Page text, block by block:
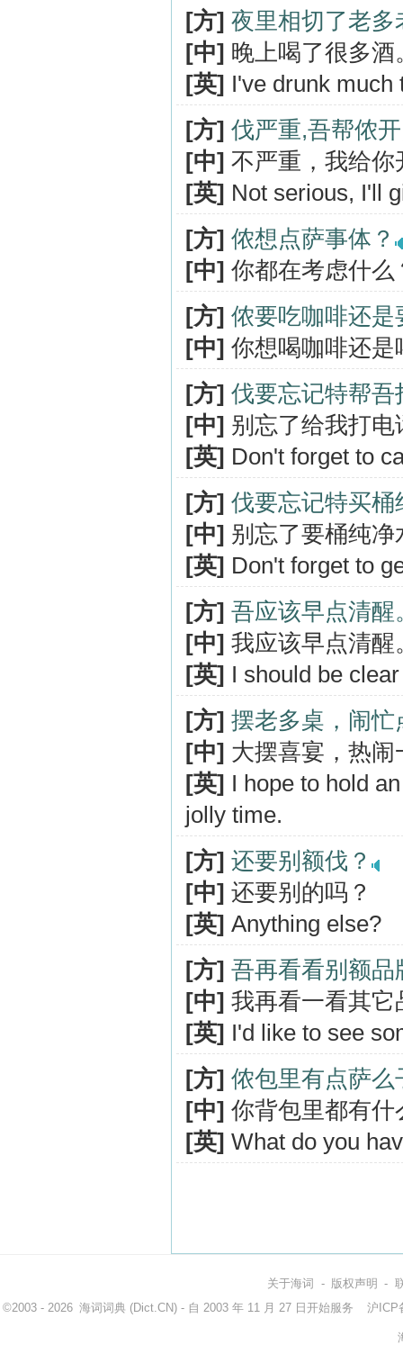
[方] 夜里相切了老多
[中] 晚上喝了很多酒
[英] I've drunk much
[方] 伐严重,吾帮侬
[中] 不严重，我给你
[英] Not serious, I'll
[方] 侬想点萨事体？
[中] 你都在考虑什么
[方] 侬要吃咖啡还是
[中] 你想喝咖啡还是
[方] 伐要忘记特帮
[中] 别忘了给我打
[英] Don't forget to
[方] 伐要忘记特买桶
[中] 别忘了要桶纯净
[英] Don't forget to
[方] 吾应该早点清醒
[中] 我应该早点清醒
[英] I should be
[方] 摆老多桌，闹忙
[中] 大摆喜宴，热闹
[英] I hope to hold
jolly time.
[方] 还要别额伐？
[中] 还要别的吗？
[英] Anything else?
[方] 吾再看看别额品
[中] 我再看一看其它
[英] I'd like to see
[方] 侬包里有点萨么
[中] 你背包里都有什
[英] What do you
关于海词 - 版权声明 -
©2003 - 2026 海词词典 (Dict.CN) - 自 2003 年 11 月 27 日开始服务 沪ICP